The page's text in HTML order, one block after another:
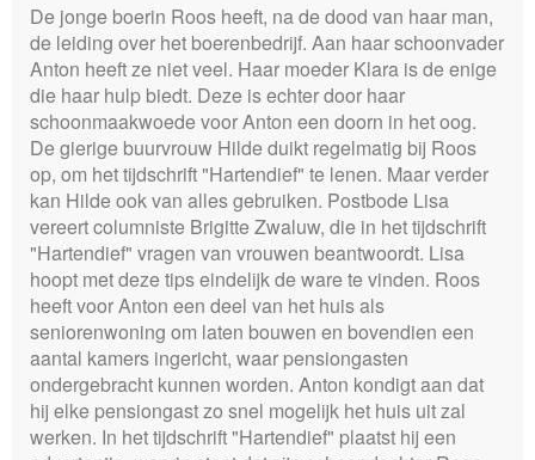
De jonge boerin Roos heeft, na de dood van haar man,
de leiding over het boerenbedrijf. Aan haar schoonvader
Anton heeft ze niet veel. Haar moeder Klara is de enige
die haar hulp biedt. Deze is echter door haar
schoonmaakwoede voor Anton een doorn in het oog.
De gierige buurvrouw Hilde duikt regelmatig bij Roos
op, om het tijdschrift "Hartendief" te lenen. Maar verder
kan Hilde ook van alles gebruiken. Postbode Lisa
vereert columniste Brigitte Zwaluw, die in het tijdschrift
"Hartendief" vragen van vrouwen beantwoordt. Lisa
hoopt met deze tips eindelijk de ware te vinden. Roos
heeft voor Anton een deel van het huis als
seniorenwoning om laten bouwen en bovendien een
aantal kamers ingericht, waar pensiongasten
ondergebracht kunnen worden. Anton kondigt aan dat
hij elke pensiongast zo snel mogelijk het huis uit zal
werken. In het tijdschrift "Hartendief" plaatst hij een